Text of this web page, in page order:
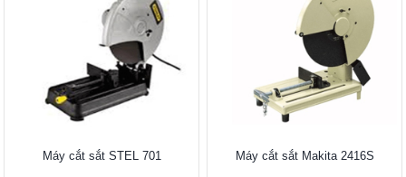
Máy cắt sắt STEL 701 Máy cắt sắt Makita 2416S